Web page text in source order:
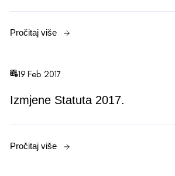
Pročitaj više
19 Feb 2017
Izmjene Statuta 2017.
Pročitaj više